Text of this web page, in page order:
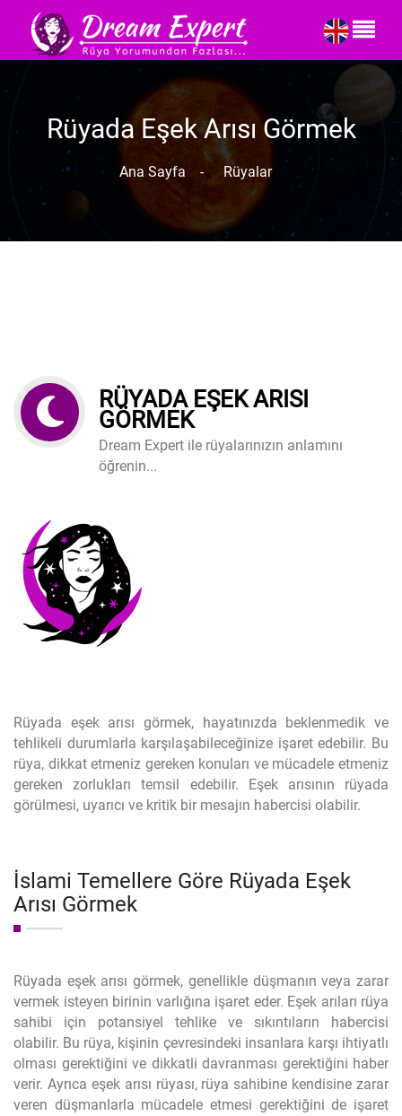
Rüyada Eşek Arısı Görmek
Ana Sayfa - Rüyalar
RÜYADA EŞEK ARISI
GÖRMEK
Dream Expert ile rüyalarınızın anlamını
öğrenin...
Rüyada eşek arısı görmek, hayatınızda beklenmedik ve
tehlikeli durumlarla karşılaşabileceğinize işaret edebilir. Bu
rüya, dikkat etmeniz gereken konuları ve mücadele etmeniz
gereken zorlukları temsil edebilir. Eşek arısının rüyada
görülmesi, uyarıcı ve kritik bir mesajın habercisi olabilir.
İslami Temellere Göre Rüyada Eşek
Arısı Görmek
Rüyada eşek arısı görmek, genellikle düşmanın veya zarar
vermek isteyen birinin varlığına işaret eder. Eşek arıları rüya
sahibi için potansiyel tehlike ve sıkıntıların habercisi
olabilir. Bu rüya, kişinin çevresindeki insanlara karşı ihtiyatlı
olması gerektiğini ve dikkatli davranması gerektiğini haber
verir. Ayrıca eşek arısı rüyası, rüya sahibine kendisine zarar
veren düşmanlarla mücadele etmesi gerektiğini de işaret